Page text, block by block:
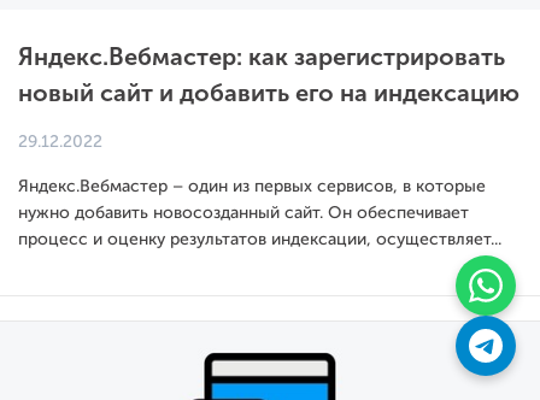
Яндекс.Вебмастер: как зарегистрировать
новый сайт и добавить его на индексацию
29.12.2022
Яндекс.Вебмастер – один из первых сервисов, в которые
нужно добавить новосозданный сайт. Он обеспечивает
процесс и оценку результатов индексации, осуществляет...